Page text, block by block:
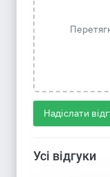
Надіслати
Усі відгуки